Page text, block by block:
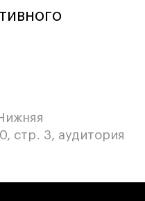
стр. 3, аудитория